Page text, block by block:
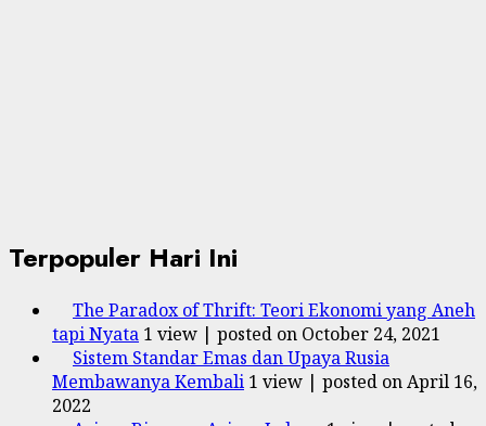
Terpopuler Hari Ini
The Paradox of Thrift: Teori Ekonomi yang Aneh
tapi Nyata 1 view | posted on October 24, 2021
Sistem Standar Emas dan Upaya Rusia
Membawanya Kembali 1 view | posted on April 16,
2022